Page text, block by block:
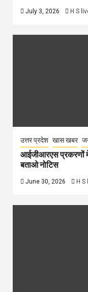
July 3, 2026 H S
उत्तर प्रदेश खास खबर
आईजीआरएस प्रकरणों में
बताओ नोटिस
June 30, 2026 H